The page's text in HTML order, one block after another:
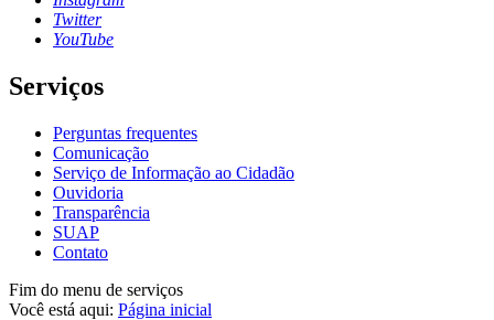
Twitter
YouTube
Serviços
Perguntas frequentes
Comunicação
Serviço de Informação ao Cidadão
Ouvidoria
Transparência
SUAP
Contato
Fim do menu de serviços
Você está aqui: Página inicial